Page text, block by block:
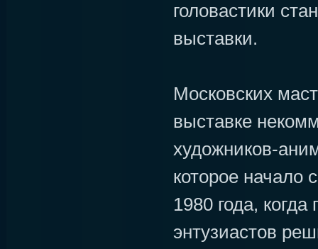
головастики
выставки.
Московских
выставке
художников-
которое начало
1980 года,
энтузиастов